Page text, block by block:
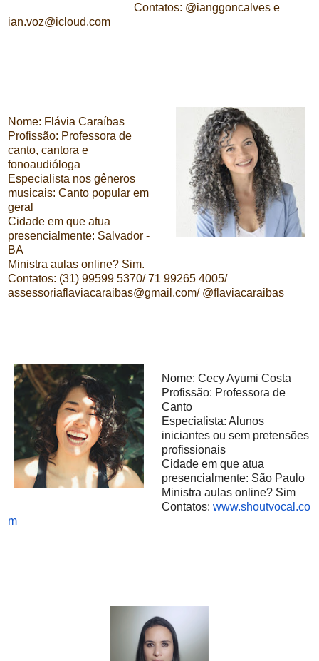
Contatos: @ianggoncalves e
ian.voz@icloud.com
Nome: Flávia Caraíbas
Profissão: Professora de
canto, cantora e
fonoaudióloga
Especialista nos gêneros
musicais: Canto popular em
geral
Cidade em que atua
presencialmente: Salvador -
BA
Ministra aulas online? Sim.
Contatos: (31) 99599 5370/ 71 99265 4005/
assessoriaflaviacaraibas@gmail.com/ @flaviacaraibas
Nome: Cecy Ayumi Costa
Profissão: Professora de
Canto
Especialista: Alunos
iniciantes ou sem pretensões
profissionais
Cidade em que atua
presencialmente: São Paulo
Ministra aulas online? Sim
Contatos: www.shoutvocal.co
m